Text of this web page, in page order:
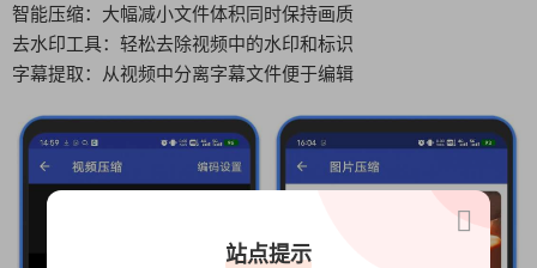
智能压缩：大幅减小文件体积同时保持画质
去水印工具：轻松去除视频中的水印和标识
字幕提取：从视频中分离字幕文件便于编辑
站点提示